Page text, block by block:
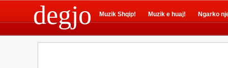
degjo Muzik Shqip! Muzik e huaj! Ngarko